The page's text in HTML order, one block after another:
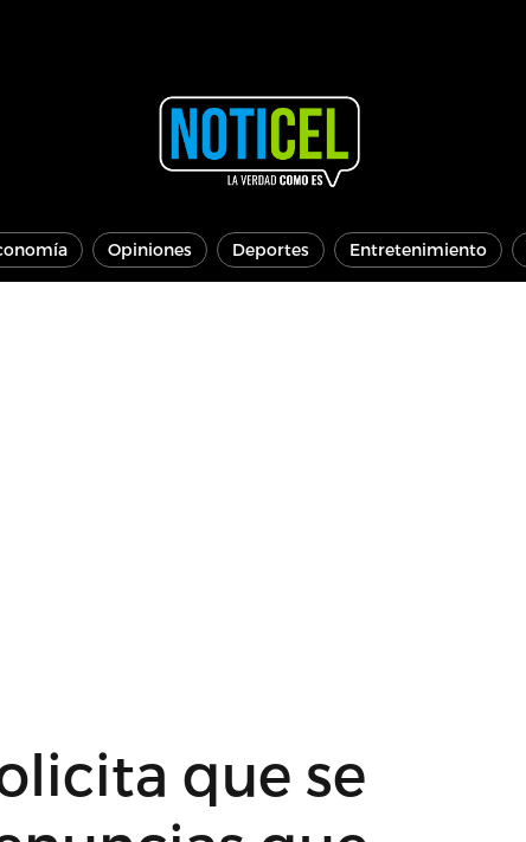
Opiniones Deportes Entretenimiento
que se